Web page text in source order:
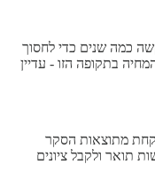
אחרי שעבד קשה כמה שנים כדי לחסוך
בתקופה הזו - עדיין
מתוצאות הסקר
תואר ולקבל ציונים